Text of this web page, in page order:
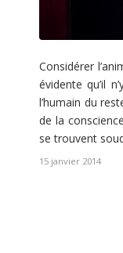
Considérer
évidente qu’il
l’humain du
de la
se trouvent
15 janvier 2014